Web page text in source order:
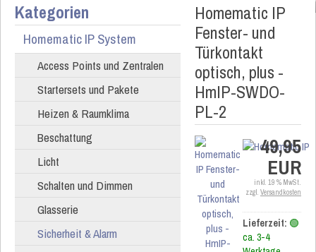
Kategorien
Homematic IP System
Access Points und Zentralen
Startersets und Pakete
Heizen & Raumklima
Beschattung
Licht
Schalten und Dimmen
Glasserie
Sicherheit & Alarm
Homematic IP
Fenster- und
Türkontakt
optisch, plus -
HmIP-SWDO-
PL-2
49,95
EUR
inkl. 19 % MwSt.
zzgl. Versandkosten
Lieferzeit: 🟢
ca. 3-4